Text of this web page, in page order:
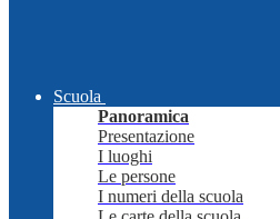
Scuola
Panoramica
Presentazione
I luoghi
Le persone
I numeri della scuola